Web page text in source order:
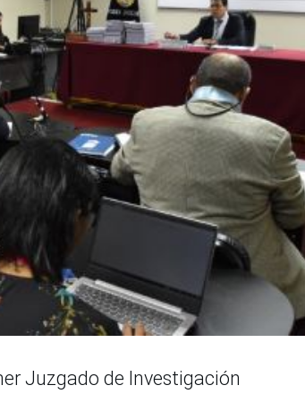
Juzgado de Investigación